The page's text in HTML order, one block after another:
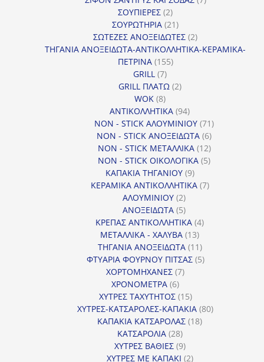
ΣΟΥΠΙΕΡΕΣ 22
προϊόντα
ΣΟΥΡΩΤΗΡΙΑ 2121
προϊόντα
ΣΩΤΕΖΕΣ ΑΝΟΞΕΙΔΩΤΕΣ 22
προϊόντα
ΤΗΓΑΝΙΑ ΑΝΟΞΕΙΔΩΤΑ-ΑΝΤΙΚΟΛΛΗΤΙΚΑ-ΚΕΡΑΜΙΚΑ-
ΠΕΤΡΙΝΑ 155155
GRILL 77
προϊόντα
GRILL ΠΛΑΤΩ 22
WOK 88
προϊόντα
ΑΝΤΙΚΟΛΛΗΤΙΚΑ 9494
προϊόντα
NON - STICK ΑΛΟΥΜΙΝΙΟΥ 7171
προϊόντα
NON - STICK ΑΝΟΞΕΙΔΩΤΑ 66
προϊόντα
NON - STICK ΜΕΤΑΛΛΙΚΑ 1212
προϊόντα
NON - STICK ΟΙΚΟΛΟΓΙΚΑ 55
ΚΑΠΑΚΙΑ ΤΗΓΑΝΙΟΥ 99
προϊόντα
ΚΕΡΑΜΙΚΑ ΑΝΤΙΚΟΛΛΗΤΙΚΑ 77
ΑΛΟΥΜΙΝΙΟΥ 22
προϊόντα
ΑΝΟΞΕΙΔΩΤΑ 55
προϊόντα
ΚΡΕΠΑΣ ΑΝΤΙΚΟΛΛΗΤΙΚΑ 44
ΜΕΤΑΛΛΙΚΑ - ΧΑΛΥΒΑ 1313
προϊόντα
ΤΗΓΑΝΙΑ ΑΝΟΞΕΙΔΩΤΑ 1111
προϊόντα
ΦΤΥΑΡΙΑ ΦΟΥΡΝΟΥ ΠΙΤΣΑΣ 55
ΧΟΡΤΟΜΗΧΑΝΕΣ 77
ΧΡΟΝΟΜΕΤΡΑ 66
προϊόντα
ΧΥΤΡΕΣ ΤΑΧΥΤΗΤΟΣ 1515
προϊόντα
ΧΥΤΡΕΣ-ΚΑΤΣΑΡΟΛΕΣ-ΚΑΠΑΚΙΑ 8080
ΚΑΠΑΚΙΑ ΚΑΤΣΑΡΟΛΑΣ 1818
ΚΑΤΣΑΡΟΛΙΑ 2828
προϊόντα
ΧΥΤΡΕΣ ΒΑΘΙΕΣ 99
προϊόντα
ΧΥΤΡΕΣ ΜΕ ΚΑΠΑΚΙ 22